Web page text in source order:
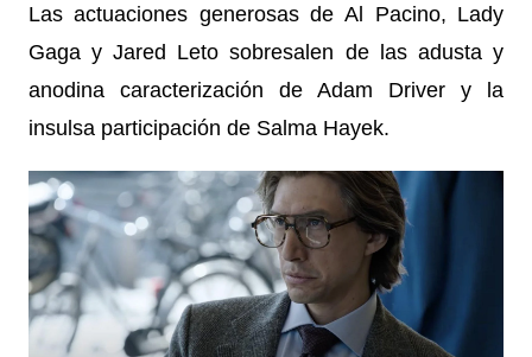
Las actuaciones generosas de Al Pacino, Lady
Gaga y Jared Leto sobresalen de las adusta y
anodina caracterización de Adam Driver y la
insulsa participación de Salma Hayek.